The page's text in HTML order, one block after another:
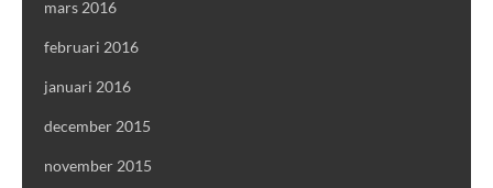
mars 2016
februari 2016
januari 2016
december 2015
november 2015